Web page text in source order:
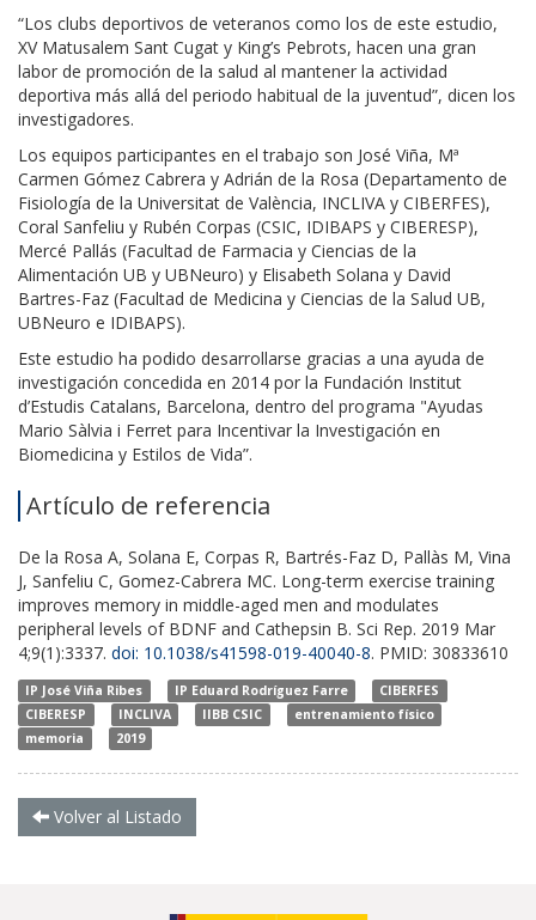
“Los clubs deportivos de veteranos como los de este estudio,
XV Matusalem Sant Cugat y King’s Pebrots, hacen una gran
labor de promoción de la salud al mantener la actividad
deportiva más allá del periodo habitual de la juventud”, dicen los
investigadores.
Los equipos participantes en el trabajo son José Viña, Mª
Carmen Gómez Cabrera y Adrián de la Rosa (Departamento de
Fisiología de la Universitat de València, INCLIVA y CIBERFES),
Coral Sanfeliu y Rubén Corpas (CSIC, IDIBAPS y CIBERESP),
Mercé Pallás (Facultad de Farmacia y Ciencias de la
Alimentación UB y UBNeuro) y Elisabeth Solana y David
Bartres-Faz (Facultad de Medicina y Ciencias de la Salud UB,
UBNeuro e IDIBAPS).
Este estudio ha podido desarrollarse gracias a una ayuda de
investigación concedida en 2014 por la Fundación Institut
d’Estudis Catalans, Barcelona, dentro del programa "Ayudas
Mario Sàlvia i Ferret para Incentivar la Investigación en
Biomedicina y Estilos de Vida”.
Artículo de referencia
De la Rosa A, Solana E, Corpas R, Bartrés-Faz D, Pallàs M, Vina
J, Sanfeliu C, Gomez-Cabrera MC. Long-term exercise training
improves memory in middle-aged men and modulates
peripheral levels of BDNF and Cathepsin B. Sci Rep. 2019 Mar
4;9(1):3337. doi: 10.1038/s41598-019-40040-8. PMID: 30833610
IP José Viña Ribes IP Eduard Rodríguez Farre
CIBERFES
CIBERESP
INCLIVA IIBB CSIC
entrenamiento físico
memoria
2019
Volver al Listado